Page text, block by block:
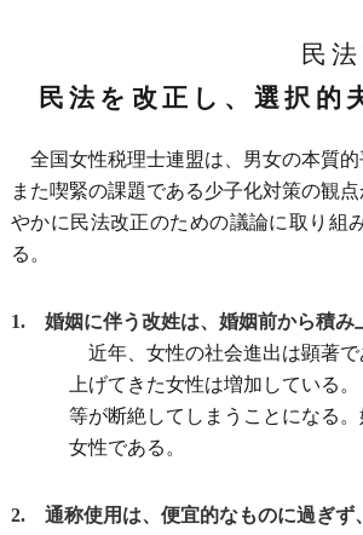
民
民法を改正し、選択的
全国女性税理士連盟は、男女の本質
また喫緊の課題である少子化対策の観
やかに民法改正のための議論に取り組
る。
1. 婚姻に伴う改姓は、婚姻前から積み
近年、女性の社会進出は顕著
上げてきた女性は増加している
等が断絶してしまうことになる
女性である。
2. 通称使用は、便宜的なものに過ぎず